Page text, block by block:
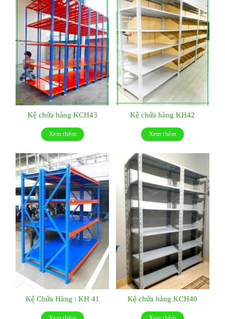
Kệ chứa hàng KCH43
Xem thêm
Kệ chứa hàng KH42
Xem thêm
Kệ Chứa Hàng : KH 41
Xem thêm
Kệ chứa hàng KCH40
Xem thêm